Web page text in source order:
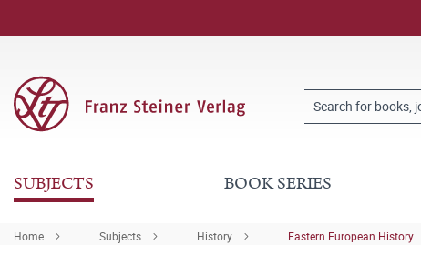
SUBJECTS BOOK SERIES
Home Subjects History Eastern European History